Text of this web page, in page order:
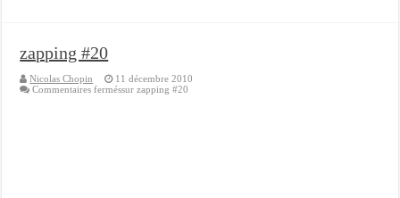
zapping #20
Nicolas Chopin
11 décembre 2010
Commentaires ferméssur zapping #20